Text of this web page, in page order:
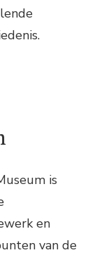
is
en
van de